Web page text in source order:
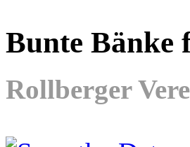
Bunte Bänke
Rollberger